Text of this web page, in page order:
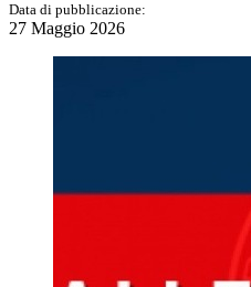
Data di pubblicazione:
27 Maggio 2026